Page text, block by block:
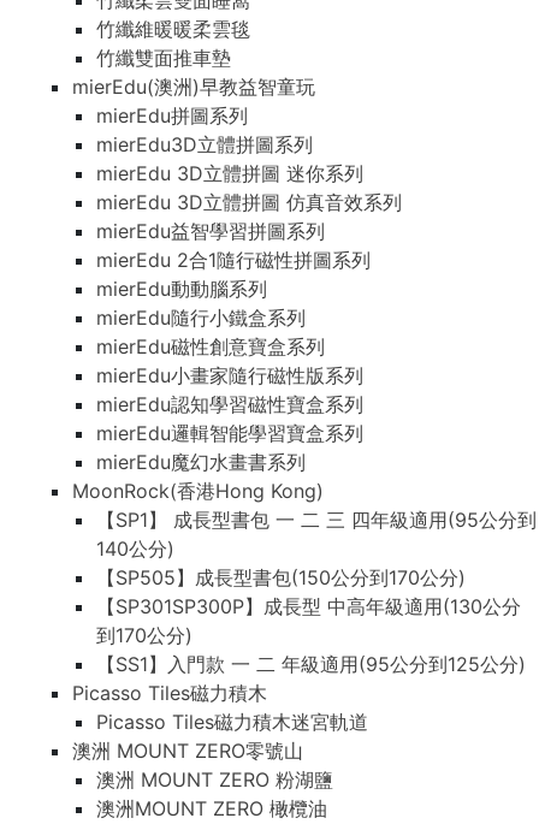
竹纖維暖暖柔雲毯
竹纖雙面推車墊
mierEdu(澳洲)早教益智童玩
mierEdu拼圖系列
mierEdu3D立體拼圖系列
mierEdu 3D立體拼圖 迷你系列
mierEdu 3D立體拼圖 仿真音效系列
mierEdu益智學習拼圖系列
mierEdu 2合1隨行磁性拼圖系列
mierEdu動動腦系列
mierEdu隨行小鐵盒系列
mierEdu磁性創意寶盒系列
mierEdu小畫家隨行磁性版系列
mierEdu認知學習磁性寶盒系列
mierEdu邏輯智能學習寶盒系列
mierEdu魔幻水畫書系列
MoonRock(香港Hong Kong)
【SP1】 成長型書包 一 二 三 四年級適用(95公分到
140公分)
【SP505】成長型書包(150公分到170公分)
【SP301SP300P】成長型 中高年級適用(130公分
到170公分)
【SS1】入門款 一 二 年級適用(95公分到125公分)
Picasso Tiles磁力積木
Picasso Tiles磁力積木迷宮軌道
澳洲 MOUNT ZERO零號山
澳洲 MOUNT ZERO 粉湖鹽
澳洲MOUNT ZERO 橄欖油